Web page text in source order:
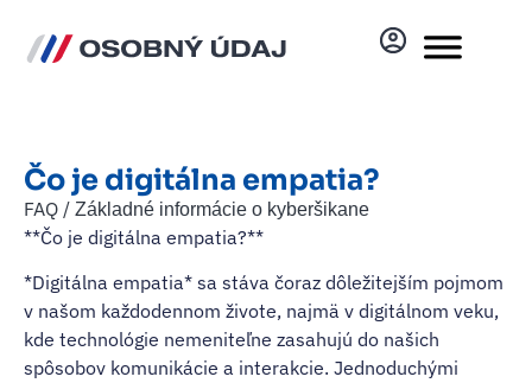
Čo je digitálna empatia?
FAQ / Základné informácie o kyberšikane
**Čo je digitálna empatia?**
*Digitálna empatia* sa stáva čoraz dôležitejším pojmom
v našom každodennom živote, najmä v digitálnom veku,
kde technológie nemeniteľne zasahujú do našich
spôsobov komunikácie a interakcie. Jednoduchými